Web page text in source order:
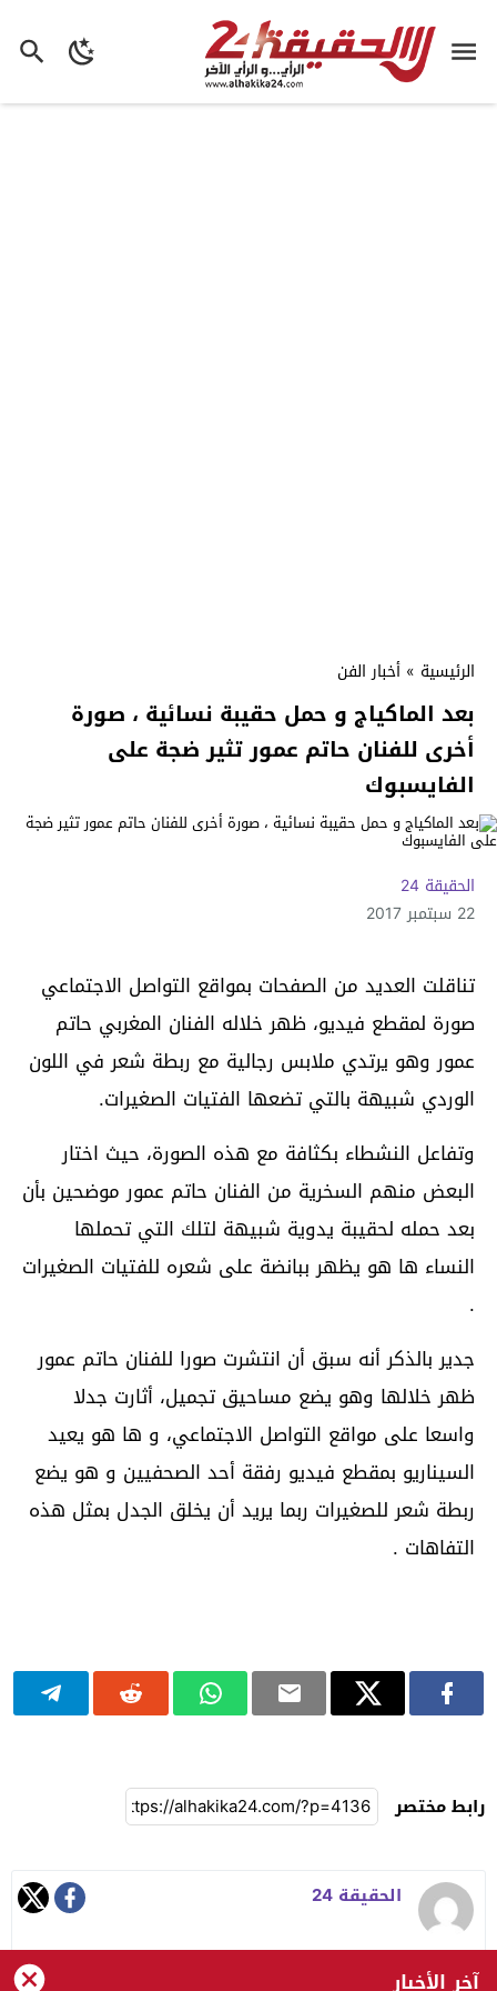
الرئيسية » أخبار الفن
بعد الماكياج و حمل حقيبة نسائية ، صورة
أخرى للفنان حاتم عمور تثير ضجة على
الفايسبوك
الحقيقة 24
22 سبتمبر 2017
تناقلت العديد من الصفحات بمواقع التواصل الاجتماعي
صورة لمقطع فيديو، ظهر خلاله الفنان المغربي حاتم
عمور وهو يرتدي ملابس رجالية مع ربطة شعر في اللون
الوردي شبيهة بالتي تضعها الفتيات الصغيرات.
وتفاعل النشطاء بكثافة مع هذه الصورة، حيث اختار
البعض منهم السخرية من الفنان حاتم عمور موضحين بأن
بعد حمله لحقيبة يدوية شبيهة لتلك التي تحملها
النساء ها هو يظهر ببانضة على شعره للفتيات الصغيرات
.
جدير بالذكر أنه سبق أن انتشرت صورا للفنان حاتم عمور
ظهر خلالها وهو يضع مساحيق تجميل، أثارت جدلا
واسعا على مواقع التواصل الاجتماعي، و ها هو يعيد
السيناريو بمقطع فيديو رفقة أحد الصحفيين و هو يضع
ربطة شعر للصغيرات ربما يريد أن يخلق الجدل بمثل هذه
التفاهات .
رابط مختصر
الحقيقة 24
آخر الأخبار